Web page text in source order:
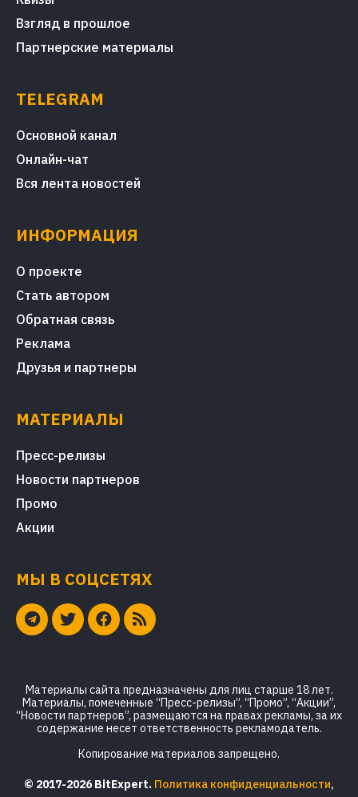
Взгляд в прошлое
Партнерские материалы
TELEGRAM
Основной канал
Онлайн-чат
Вся лента новостей
ИНФОРМАЦИЯ
О проекте
Стать автором
Обратная связь
Реклама
Друзья и партнеры
МАТЕРИАЛЫ
Пресс-релизы
Новости партнеров
Промо
Акции
МЫ В СОЦСЕТЯХ
Материалы сайта предназначены для лиц старше 18 лет.
Материалы, помеченные “Пресс-релизы”, “Промо”, “Акции”,
“Новости партнеров”, размещаются на правах рекламы, за их
содержание несет ответственность рекламодатель.
Копирование материалов запрещено.
© 2017-2026 BitExpert. Политика конфиденциальности,